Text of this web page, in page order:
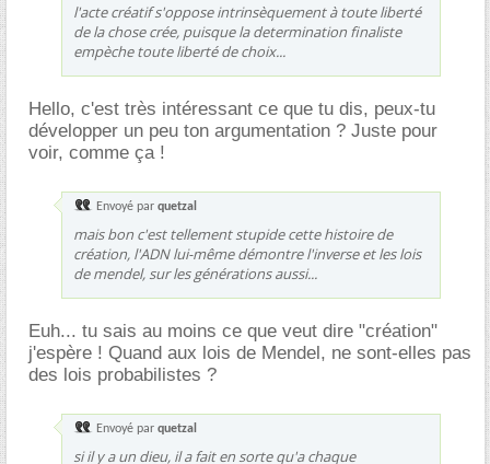
l'acte créatif s'oppose intrinsèquement à toute liberté
de la chose crée, puisque la determination finaliste
empèche toute liberté de choix...
Hello, c'est très intéressant ce que tu dis, peux-tu
développer un peu ton argumentation ? Juste pour
voir, comme ça !
Envoyé par quetzal
mais bon c'est tellement stupide cette histoire de
création, l'ADN lui-même démontre l'inverse et les lois
de mendel, sur les générations aussi...
Euh... tu sais au moins ce que veut dire "création"
j'espère ! Quand aux lois de Mendel, ne sont-elles pas
des lois probabilistes ?
Envoyé par quetzal
si il y a un dieu, il a fait en sorte qu'a chaque